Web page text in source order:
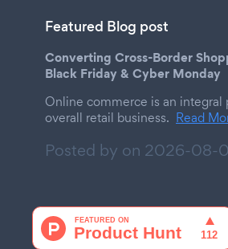
Featured Blog post
Converting Cross-Border
Black Friday & Cyber Monday
Online commerce is an integral
overall retail business. Read
Posted by on 2026-08-